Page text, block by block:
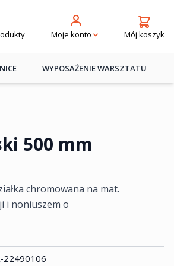
Moje konto Mój koszyk
WYPOSAŻENIE WARSZTATU
500 mm
chromowana na mat.
i noniuszem o
22490106